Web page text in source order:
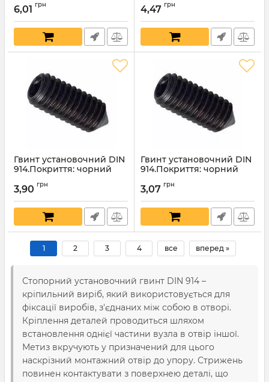
Артикул:
6,01 грн
Артикул:
4,47 грн
Гвинт установочний DIN
914.Покриття: чорний
Артикул:
3,90 грн
Гвинт установочний DIN
914.Покриття: чорний
Артикул:
3,07 грн
1 2 3 4 все вперед »
Стопорний установочний гвинт DIN 914 –
кріпильний виріб, який використовується для
фіксації виробів, з'єднаних між собою в отворі.
Кріплення деталей проводиться шляхом
встановлення однієї частини вузла в отвір іншої.
Метиз вкручують у призначений для цього
наскрізний монтажний отвір до упору. Стрижень
повинен контактувати з поверхнею деталі, що